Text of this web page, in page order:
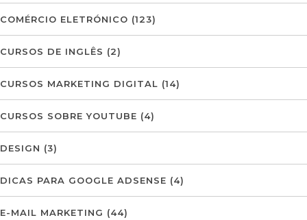
COMÉRCIO ELETRÓNICO (123)
CURSOS DE INGLÊS (2)
CURSOS MARKETING DIGITAL (14)
CURSOS SOBRE YOUTUBE (4)
DESIGN (3)
DICAS PARA GOOGLE ADSENSE (4)
E-MAIL MARKETING (44)